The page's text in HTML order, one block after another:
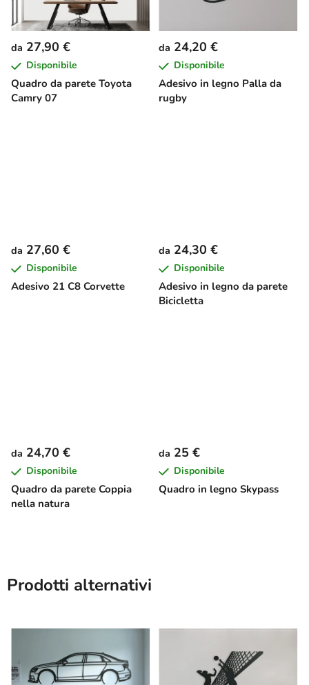
Quadro da parete Toyota
Camry 07
da 27,90 €
Disponibile
Adesivo in legno Palla da
rugby
da 24,20 €
Disponibile
Adesivo 21 C8 Corvette
da 27,60 €
Disponibile
Adesivo in legno da parete
Bicicletta
da 24,30 €
Disponibile
Quadro da parete Coppia
nella natura
da 24,70 €
Disponibile
Quadro in legno Skypass
da 25 €
Disponibile
Prodotti alternativi